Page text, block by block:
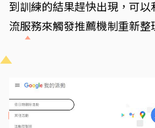
到訓練的結果趕快出現，可
流服務來觸發推薦機制重新